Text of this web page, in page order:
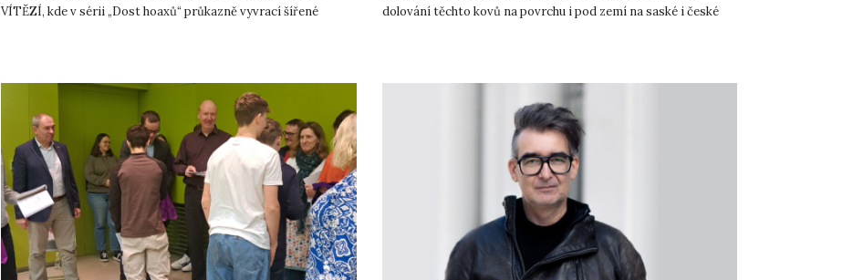
VÍTĚZÍ, kde v sérii „Dost hoaxů“ průkazně vyvrací šířené
dolování těchto kovů na povrchu i pod zemí na saské i české